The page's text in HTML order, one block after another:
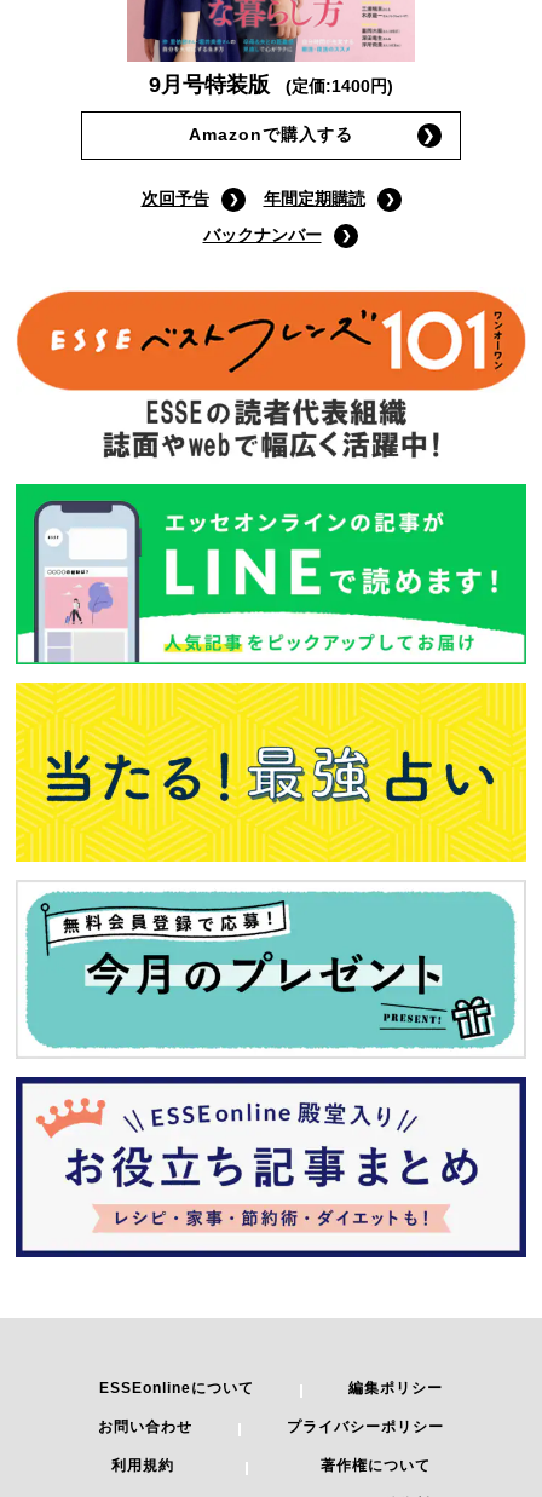
9月号特装版 (定価:1400円)
Amazonで購入する
次回予告
年間定期購読
バックナンバー
ESSEonlineについて 編集ポリシー
お問い合わせ プライバシーポリシー
利用規約 著作権について